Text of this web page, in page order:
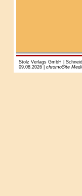
Stolz Verlags GmbH |
09.08.2026 | chromoSite